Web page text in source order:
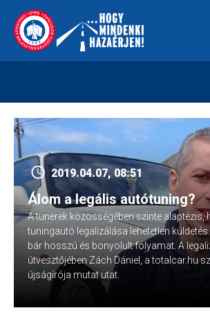
content
kreszvaltozas.hu
2019.04.07, 08:51
Álom a legális autótuning?
A tunerek közösségében szinte alaptézis,
tuningautó legalizálása lehetetlen
bár hosszú és bonyolult folyamat. A
útvesztőjében Zách Dániel, a totalcar.hu
újságírója mutat utat.